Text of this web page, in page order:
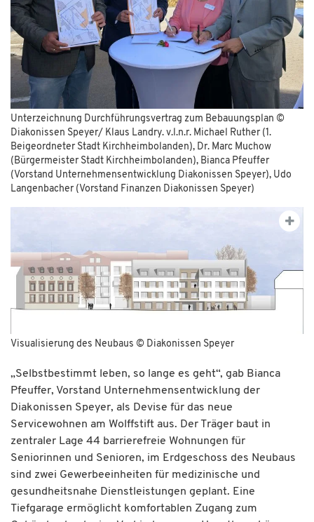
Unterzeichnung Durchführungsvertrag zum Bebauungsplan ©
Diakonissen Speyer/ Klaus Landry. v.l.n.r. Michael Ruther (1.
Beigeordneter Stadt Kirchheimbolanden), Dr. Marc Muchow
(Bürgermeister Stadt Kirchheimbolanden), Bianca Pfeuffer
(Vorstand Unternehmensentwicklung Diakonissen Speyer), Udo
Langenbacher (Vorstand Finanzen Diakonissen Speyer)
Visualisierung des Neubaus © Diakonissen Speyer
„Selbstbestimmt leben, so lange es geht“, gab Bianca
Pfeuffer, Vorstand Unternehmensentwicklung der
Diakonissen Speyer, als Devise für das neue
Servicewohnen am Wolffstift aus. Der Träger baut in
zentraler Lage 44 barrierefreie Wohnungen für
Seniorinnen und Senioren, im Erdgeschoss des Neubaus
sind zwei Gewerbeeinheiten für medizinische und
gesundheitsnahe Dienstleistungen geplant. Eine
Tiefgarage ermöglicht komfortablen Zugang zum